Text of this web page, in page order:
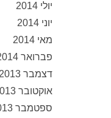
יולי 2014
יוני 2014
מאי 2014
פברואר 2014
דצמבר 2013
אוקטובר 2013
ספטמבר 2013